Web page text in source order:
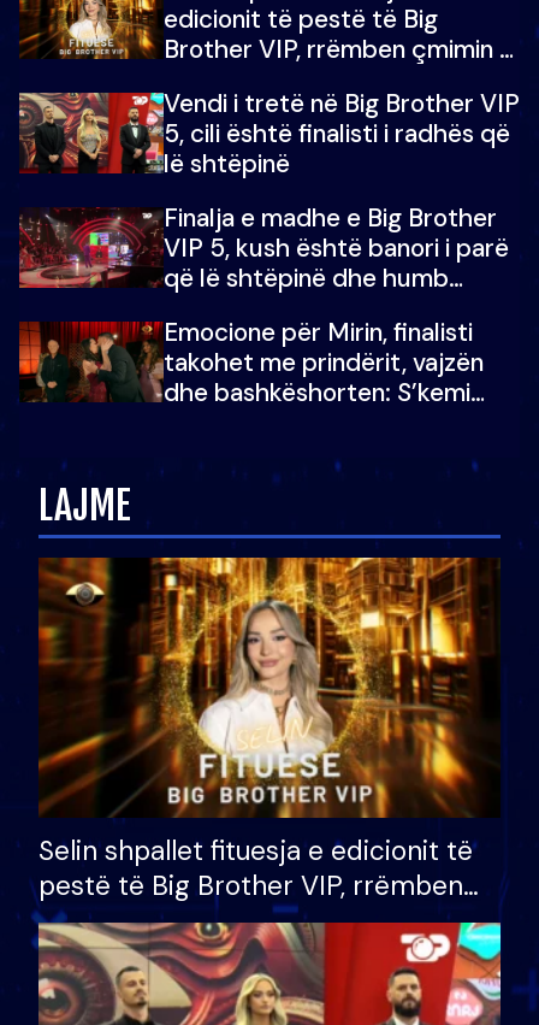
edicionit të pestë të Big
Brother VIP, rrëmben çmimin e
Vendi i tretë në Big Brother VIP
5, cili është finalisti i radhës që
lë shtëpinë
Finalja e madhe e Big Brother
VIP 5, kush është banori i parë
që lë shtëpinë dhe humb
çmimin e madh
Emocione për Mirin, finalisti
takohet me prindërit, vajzën
dhe bashkëshorten: S’kemi
LAJME
Selin shpallet fituesja e edicionit të
pestë të Big Brother VIP, rrëmben
çmimin e madh prej 100 mijë eurosh